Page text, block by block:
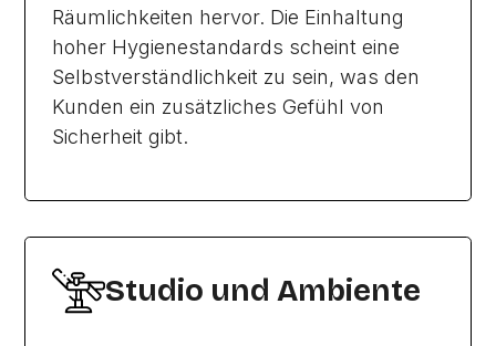
Räumlichkeiten hervor. Die Einhaltung
hoher Hygienestandards scheint eine
Selbstverständlichkeit zu sein, was den
Kunden ein zusätzliches Gefühl von
Sicherheit gibt.
Studio und Ambiente